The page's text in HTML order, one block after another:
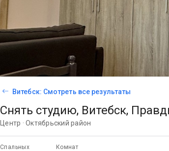
Витебск: Смотреть все результаты
Снять студию, Витебск,
Центр · Октябрьский район
Спальных
Комнат